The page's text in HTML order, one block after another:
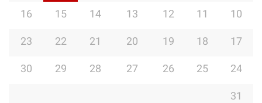
10
11
12
13
14
15
16
17
18
19
20
21
22
23
24
25
26
27
28
29
30
31